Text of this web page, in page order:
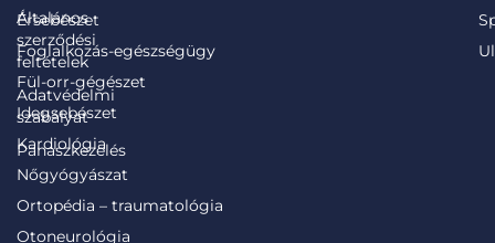
Általános
szerződési
feltételek
Adatvédelmi
szabályat
Panaszkezelés
Érsebészet
Foglalkozás-egészségügy
Fül-orr-gégészet
Idegsebészet
Kardiológia
Nőgyógyászat
Ortopédia – traumatológia
Otoneurológia